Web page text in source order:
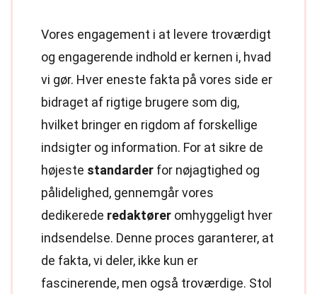
Vores engagement i at levere troværdigt
og engagerende indhold er kernen i, hvad
vi gør. Hver eneste fakta på vores side er
bidraget af rigtige brugere som dig,
hvilket bringer en rigdom af forskellige
indsigter og information. For at sikre de
højeste standarder for nøjagtighed og
pålidelighed, gennemgår vores
dedikerede redaktører omhyggeligt hver
indsendelse. Denne proces garanterer, at
de fakta, vi deler, ikke kun er
fascinerende, men også troværdige. Stol